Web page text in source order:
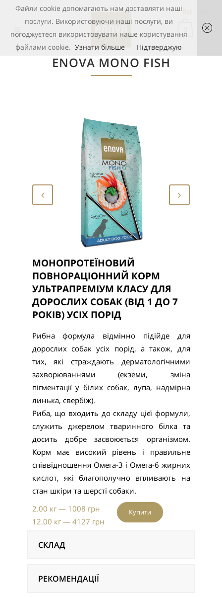
ENOVA MONO FISH
МОНОПРОТЕЇНОВИЙ
ПОВНОРАЦІОННИЙ КОРМ
УЛЬТРАПРЕМІУМ КЛАСУ ДЛЯ
ДОРОСЛИХ СОБАК (ВІД 1 ДО 7
РОКІВ) УСІХ ПОРІД
Рибна формула відмінно підійде для
дорослих собак усіх порід, а також, для
тих, які страждають дерматологічними
захворюваннями (екземи, зміна
пігментації у білих собак, лупа, надмірна
линька, свербіж).
Риба, що входить до складу цієї формули,
служить джерелом тваринного білка та
досить добре засвоюється організмом.
Корм має високий рівень і правильне
співвідношення Омега-3 і Омега-6 жирних
кислот, які благополучно впливають на
стан шкіри та шерсті собаки.
2.00 кг — 1008 грн
12.00 кг — 4127 грн
Купити
СКЛАД
РЕКОМЕНДАЦІЇ
Файли cookie допомагають нам доставляти наші
послуги. Використовуючи наші послуги, ви
погоджуєтеся використовувати наше користування
файлами cookie. Узнати більше Підтверджую